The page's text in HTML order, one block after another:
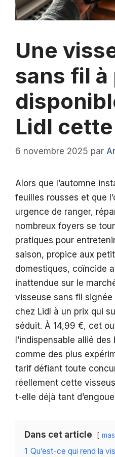
Une
sans fil
Lidl
6 novembre 2025 par
Alors que l’automne
feuilles rousses et que
urgence de ranger,
nombreux foyers se
pratiques pour
saison, propice aux
domestiques, coïncide
inattendue sur le
visseuse sans fil signée
chez Lidl à un prix qui
séduit. À 14,99 €, cet
l’indispensable allié
comme des plus
tarif défiant toute
réellement cette
t-elle déjà tant
Dans cet article
1 Qu’est-ce qui rend la